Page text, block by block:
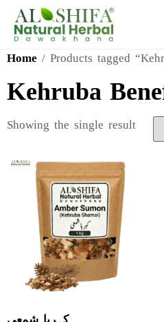
Home / Products tagged
Kehruba
Showing the single result